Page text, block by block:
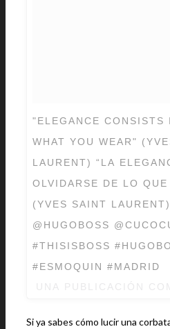
"ELEGANCE CONSISTS
WHAT YOU WEAR"
LAURENT) “LA
OLVIDARSE DE LO QUE
(YVES SAINT
@HUGOBOSS @CUCOCUERVO
#THISISBOSS
#ESMOQUIN #MADRID
Si ya sabes cómo lucir una